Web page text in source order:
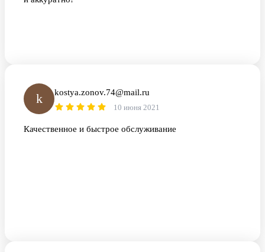
k kostya.zonov.74@mail.ru
10 июня 2021
Качественное и быстрое обслуживание